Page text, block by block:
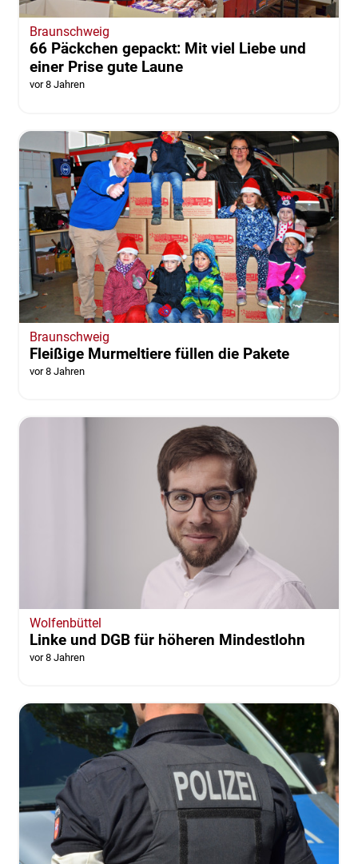
Braunschweig
66 Päckchen gepackt: Mit viel Liebe und
einer Prise gute Laune
vor 8 Jahren
Braunschweig
Fleißige Murmeltiere füllen die Pakete
vor 8 Jahren
Wolfenbüttel
Linke und DGB für höheren Mindestlohn
vor 8 Jahren